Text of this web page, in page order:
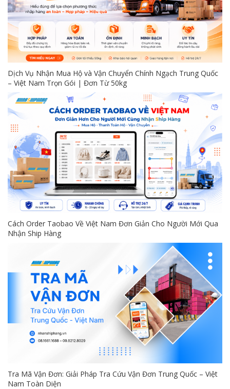
Dịch Vụ Nhận Mua Hộ và Vận Chuyển Chính Ngạch Trung Quốc
– Việt Nam Trọn Gói | Đơn Từ 50kg
Cách Order Taobao Về Việt Nam Đơn Giản Cho Người Mới Qua
Nhận Ship Hàng
Tra Mã Vận Đơn: Giải Pháp Tra Cứu Vận Đơn Trung Quốc – Việt
Nam Toàn Diện